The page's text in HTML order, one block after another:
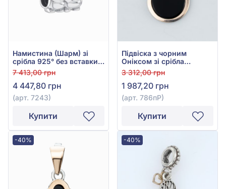
Намистина (Шарм) зі
срібла 925° без вставки,
арт. 7243
7 413,00 грн
4 447,80 грн
(арт. 7243)
Купити
Підвіска з чорним
Оніксом зі срібла
925°/375°, арт. 786пР
3 312,00 грн
1 987,20 грн
(арт. 786пР)
Купити
-40% -40%